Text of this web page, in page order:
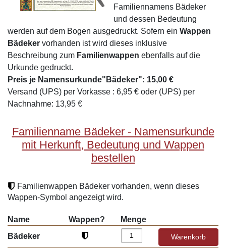
Familiennamens Bädeker
und dessen Bedeutung
werden auf dem Bogen ausgedruckt. Sofern ein Wappen
Bädeker vorhanden ist wird dieses inklusive
Beschreibung zum Familienwappen ebenfalls auf die
Urkunde gedruckt.
Preis je Namensurkunde"Bädeker": 15,00 €
Versand (UPS) per Vorkasse : 6,95 € oder (UPS) per
Nachnahme: 13,95 €
Familienname Bädeker - Namensurkunde
mit Herkunft, Bedeutung und Wappen
bestellen
Familienwappen Bädeker vorhanden, wenn dieses
Wappen-Symbol angezeigt wird.
Name Wappen?
Menge
Bädeker